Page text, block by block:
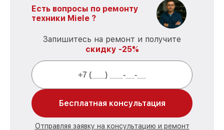
Есть вопросы по ремонту
техники Miele ?
Запишитесь на ремонт и получите
скидку -25%
Бесплатная консультация
Отправляя заявку на консультацию и ремонт